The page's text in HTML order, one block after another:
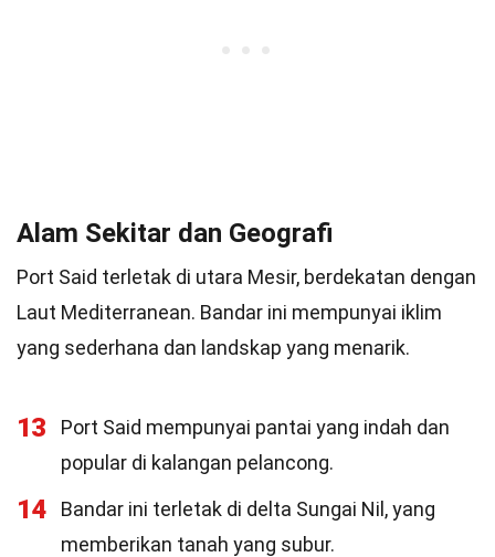
Alam Sekitar dan Geografi
Port Said terletak di utara Mesir, berdekatan dengan
Laut Mediterranean. Bandar ini mempunyai iklim
yang sederhana dan landskap yang menarik.
13
Port Said mempunyai pantai yang indah dan
popular di kalangan pelancong.
14
Bandar ini terletak di delta Sungai Nil, yang
memberikan tanah yang subur.